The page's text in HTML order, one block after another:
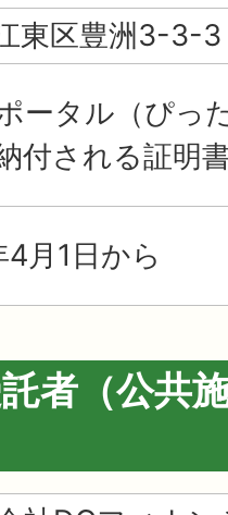
東区豊洲3-3-3
ータル（ぴっ
付される証明
月1日から
者（公共